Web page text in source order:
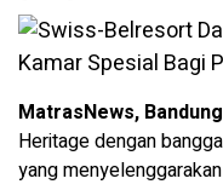
MatrasNews,
Heritage dengan
yang